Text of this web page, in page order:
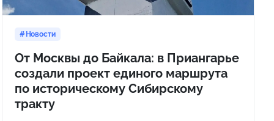
Новости
От Москвы до Байкала: в Приангарье
создали проект единого маршрута
по историческому Сибирскому
тракту